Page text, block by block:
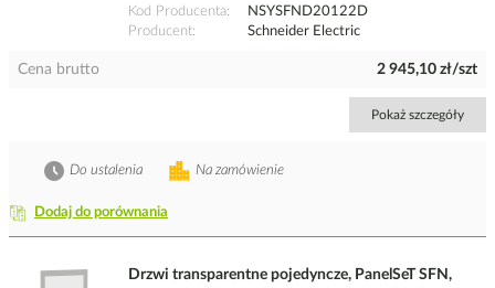
Kod Producenta
NSYSFND20122D
Producent
Schneider Electric
Cena brutto 2 945,10 zł/szt
Pokaż szczegóły
Dodaj do porównania
Na zamówienie
Do ustalenia
Drzwi transparentne pojedyncze, PanelSeT SFN,